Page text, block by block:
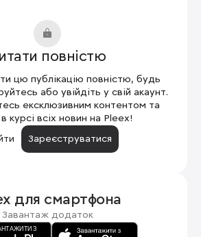
повністю
цю публікацію повністю, будь
або увійдіть у свій акаунт.
ексклюзивним контентом та
курсі всіх новин на Pleex!
Зареєструватися
для смартфона
Завантаж додаток